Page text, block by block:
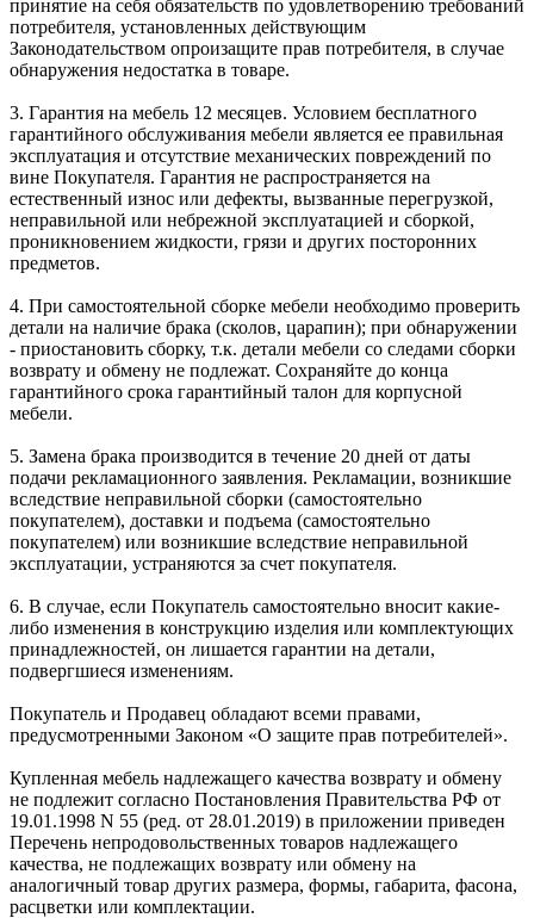
принятие на себя обязательств по удовлетворению требований
потребителя, установленных действующим
Законодательством опроизащите прав потребителя, в случае
обнаружения недостатка в товаре.
3. Гарантия на мебель 12 месяцев. Условием бесплатного
гарантийного обслуживания мебели является ее правильная
эксплуатация и отсутствие механических повреждений по
вине Покупателя. Гарантия не распространяется на
естественный износ или дефекты, вызванные перегрузкой,
неправильной или небрежной эксплуатацией и сборкой,
проникновением жидкости, грязи и других посторонних
предметов.
4. При самостоятельной сборке мебели необходимо проверить
детали на наличие брака (сколов, царапин); при обнаружении
- приостановить сборку, т.к. детали мебели со следами сборки
возврату и обмену не подлежат. Сохраняйте до конца
гарантийного срока гарантийный талон для корпусной
мебели.
5. Замена брака производится в течение 20 дней от даты
подачи рекламационного заявления. Рекламации, возникшие
вследствие неправильной сборки (самостоятельно
покупателем), доставки и подъема (самостоятельно
покупателем) или возникшие вследствие неправильной
эксплуатации, устраняются за счет покупателя.
6. В случае, если Покупатель самостоятельно вносит какие-
либо изменения в конструкцию изделия или комплектующих
принадлежностей, он лишается гарантии на детали,
подвергшиеся изменениям.
Покупатель и Продавец обладают всеми правами,
предусмотренными Законом «О защите прав потребителей».
Купленная мебель надлежащего качества возврату и обмену
не подлежит согласно Постановления Правительства РФ от
19.01.1998 N 55 (ред. от 28.01.2019) в приложении приведен
Перечень непродовольственных товаров надлежащего
качества, не подлежащих возврату или обмену на
аналогичный товар других размера, формы, габарита, фасона,
расцветки или комплектации.